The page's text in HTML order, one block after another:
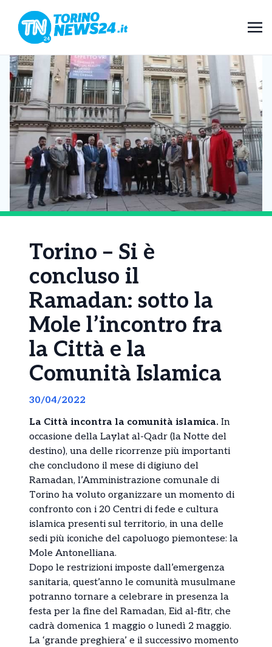
Torino – Si è
concluso il
Ramadan: sotto la
Mole l’incontro fra
la Città e la
Comunità Islamica
30/04/2022
La Città incontra la comunità islamica. In
occasione della Laylat al-Qadr (la Notte del
destino), una delle ricorrenze più importanti
che concludono il mese di digiuno del
Ramadan, l’Amministrazione comunale di
Torino ha voluto organizzare un momento di
confronto con i 20 Centri di fede e cultura
islamica presenti sul territorio, in una delle
sedi più iconiche del capoluogo piemontese: la
Mole Antonelliana.
Dopo le restrizioni imposte dall’emergenza
sanitaria, quest’anno le comunità musulmane
potranno tornare a celebrare in presenza la
festa per la fine del Ramadan, Eid al-fitr, che
cadrà domenica 1 maggio o lunedì 2 maggio.
La ‘grande preghiera’ e il successivo momento